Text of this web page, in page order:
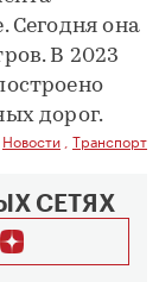
Сегодня она
В 2023
дорог.
Новости Транспорт
СЕТЯХ